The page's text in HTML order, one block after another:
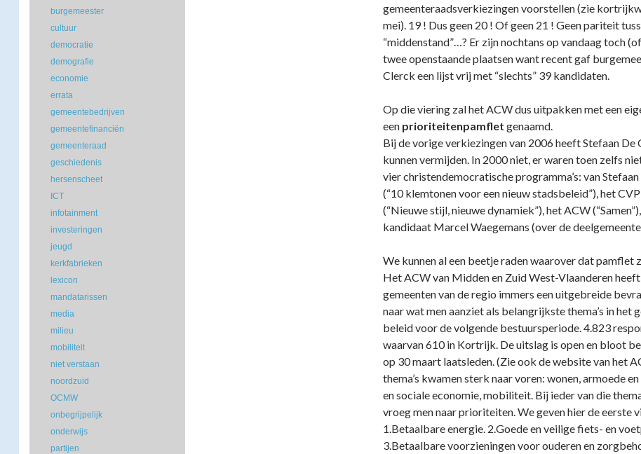
gemeenteraadsverkiezingen voorstellen (zie
mei). 19 ! Dus geen 20 ! Of geen 21 ! Geen pariteit
“middenstand”…? Er zijn nochtans op vandaag toch
twee openstaande plaatsen want recent gaf
Clerck een lijst vrij met “slechts” 39 kandidaten.
Op die viering zal het ACW dus uitpakken met een
een prioriteitenpamflet genaamd.
Bij de vorige verkiezingen van 2006 heeft Stefaan De
kunnen vermijden. In 2000 niet, er waren toen zelfs
vier christendemocratische programma’s: van
(“10 klemtonen voor een nieuw stadsbeleid”), het
(“Nieuwe stijl, nieuwe dynamiek”), het ACW
kandidaat Marcel Waegemans (over de
We kunnen al een beetje raden waarover dat pamflet
Het ACW van Midden en Zuid West-Vlaanderen
gemeenten van de regio immers een uitgebreide
naar wat men aanziet als belangrijkste thema’s in het
beleid voor de volgende bestuursperiode. 4.823
waarvan 610 in Kortrijk. De uitslag is open en bloot
op 30 maart laatsleden. (Zie ook de website van het
thema’s kwamen sterk naar voren: wonen, armoede
en sociale economie, mobiliteit. Bij ieder van die
vroeg men naar prioriteiten. We geven hier de eerste
1.Betaalbare energie. 2.Goede en veilige fiets- en
3.Betaalbare voorzieningen voor ouderen en
burgemeester
cultuur
democratie
demografie
economie
errata
gemeentebedrijven
gemeentefinanciën
gemeenteraad
geschiedenis
hersenscheet
ICT
infotainment
investeringen
jeugd
kerkfabrieken
lexicon
mandatarissen
media
milieu
mobiliteit
niet verstaan
noordzuid
OCMW
onbegrijpelijk
onderwijs
partijen